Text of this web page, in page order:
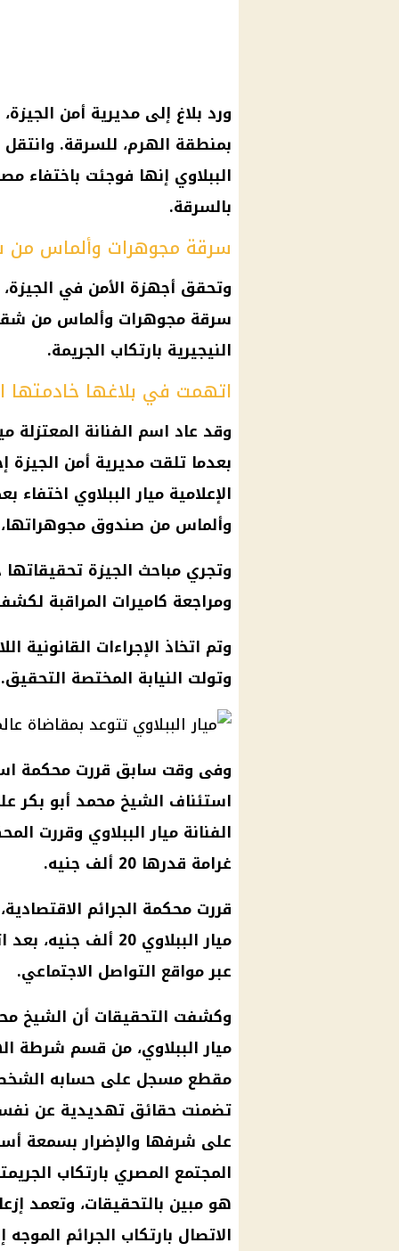
ورد بلاغ إلى مديرية أمن الجيزة
بمنطقة الهرم، للسرقة. وانتقل
الببلاوي إنها فوجئت باختفاء
بالسرقة.
سرقة مجوهرات وألماس
وتحقق أجهزة الأمن في الجيزة
سرقة مجوهرات وألماس من
النيجيرية بارتكاب الجريمة.
اتهمت في بلاغها خادمتها
وقد عاد اسم الفنانة المعتزلة
بعدما تلقت مديرية أمن الجيزة
الإعلامية ميار الببلاوي
وألماس من صندوق مجوهراتها،
وتجري مباحث الجيزة
ومراجعة كاميرات المراقبة
وتم اتخاذ الإجراءات القانونية
وتولت النيابة المختصة التحقيق.
وفى وقت سابق قررت محكمة
استئناف الشيخ محمد أبو
الفنانة ميار الببلاوي وقررت
غرامة قدرها 20 ألف جنيه.
قررت محكمة الجرائم
ميار الببلاوي 20
عبرمواقع التواصل الاجتماعي.
وكشفت التحقيقات أن الشيخ
ميار الببلاوي، من قسم شرطة
مقطع مسجل على حسابه
تضمنت حقائق تهديدية عن
على شرفها والإضرار بسمعة
المجتمع المصري بارتكاب
هو مبين بالتحقيقات، وتعمد
الاتصال بارتكاب الجرائم